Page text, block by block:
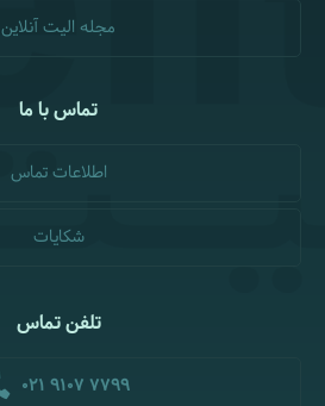
مجله الیت آنلاین
تماس با ما
اطلاعات تماس
شکایات
تلفن تماس
021 9107 7799